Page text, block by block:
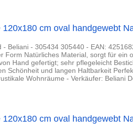
cm oval handgewebt
Beliani - 305434 305440 - EAN:
Form Natürliches Material, sorgt für ein
Hand gefertigt; sehr pflegeleicht
Schönheit und langen Haltbarkeit
Wohnräume - Verkäufer: Beliani
cm oval handgewebt